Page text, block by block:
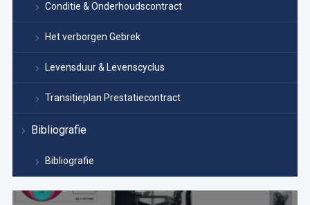
Conditie & Onderhoudscontract
Het verborgen Gebrek
Levensduur & Levenscyclus
Transitieplan Prestatiecontract
Bibliografie
Bibliografie